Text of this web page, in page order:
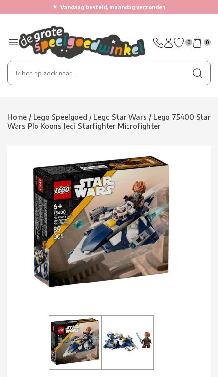
★ Vandaag besteld, maandag verzonden
0 0
Home / Lego Speelgoed / Lego Star Wars / Lego 75400 Star
Wars Plo Koons Jedi Starfighter Microfighter